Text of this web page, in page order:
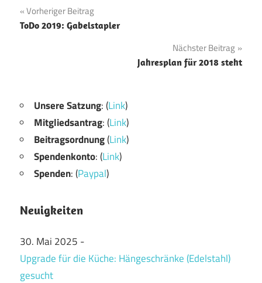
Beitragsnavigation
Vorheriger Beitrag
ToDo 2019: Gabelstapler
Nächster Beitrag
Jahresplan für 2018 steht
Unsere Satzung: (Link)
Mitgliedsantrag: (Link)
Beitragsordnung(Link)
Spendenkonto: (Link)
Spenden: (Paypal)
Neuigkeiten
30. Mai 2025 -
Upgrade für die Küche: Hängeschränke (Edelstahl)
gesucht